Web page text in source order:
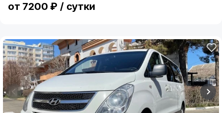
от 7200 ₽ / сутки